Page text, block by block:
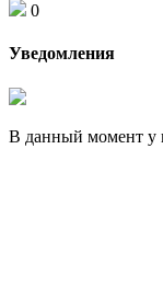
0
Уведомления
В данный момент у